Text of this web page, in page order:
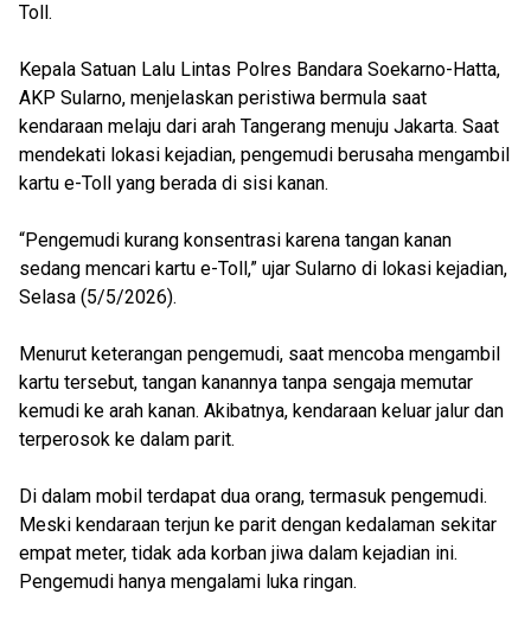
Toll.
Kepala Satuan Lalu Lintas Polres Bandara Soekarno-Hatta,
AKP Sularno, menjelaskan peristiwa bermula saat
kendaraan melaju dari arah Tangerang menuju Jakarta. Saat
mendekati lokasi kejadian, pengemudi berusaha mengambil
kartu e-Toll yang berada di sisi kanan.
“Pengemudi kurang konsentrasi karena tangan kanan
sedang mencari kartu e-Toll,” ujar Sularno di lokasi kejadian,
Selasa (5/5/2026).
Menurut keterangan pengemudi, saat mencoba mengambil
kartu tersebut, tangan kanannya tanpa sengaja memutar
kemudi ke arah kanan. Akibatnya, kendaraan keluar jalur dan
terperosok ke dalam parit.
Di dalam mobil terdapat dua orang, termasuk pengemudi.
Meski kendaraan terjun ke parit dengan kedalaman sekitar
empat meter, tidak ada korban jiwa dalam kejadian ini.
Pengemudi hanya mengalami luka ringan.